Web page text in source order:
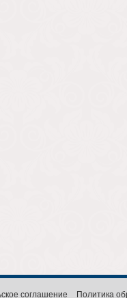
соглашение Политика